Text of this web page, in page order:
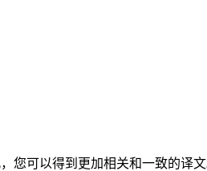
您可以得到更加相关和一致的译